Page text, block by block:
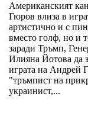
Американският
Гюров влиза в
артистично и с
вместо голф, но и
заради Тръмп,
Илияна Йотова да
играта на Андрей
"тръмпист на
украинист,...